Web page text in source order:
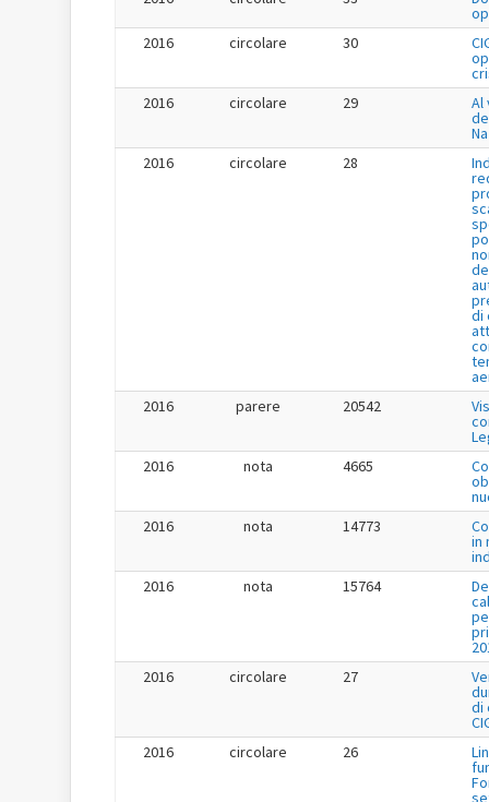
2016
circolare 30
2016
circolare 29 Al
2016
circolare 28
di
2016
parere 20542
2016
nota 4665
2016
nota 14773
in
2016
nota 15764
2016
circolare 27
di
2016
circolare 26